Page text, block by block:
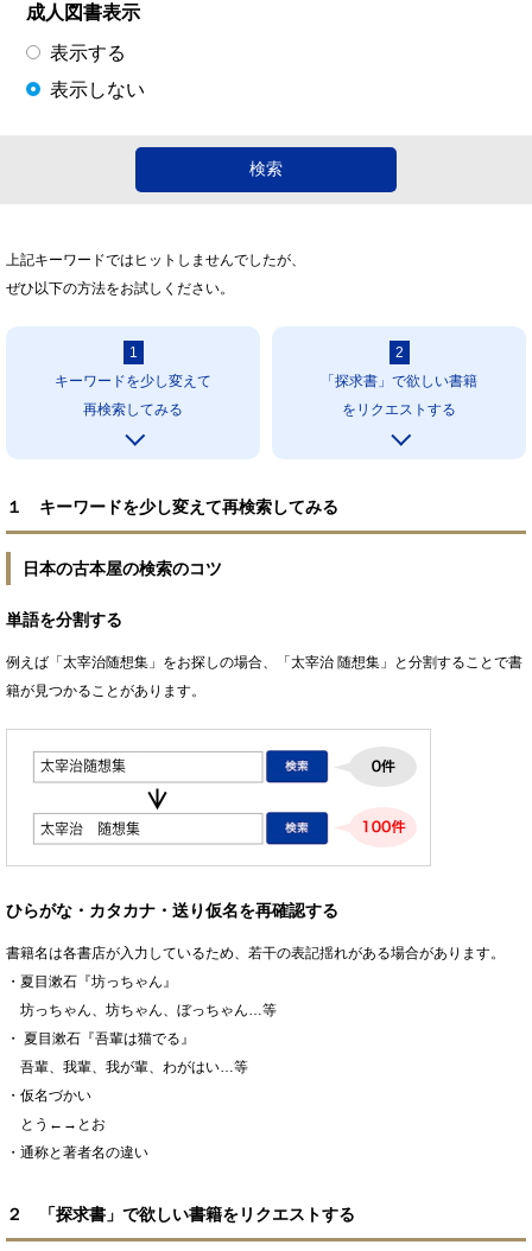
成人図書表示
表示する
表示しない
上記キーワードではヒットしませんでしたが、
ぜひ以下の方法をお試しください。
1
キーワードを少し変えて
再検索してみる
2
「探求書」で欲しい書籍
をリクエストする
１ キーワードを少し変えて再検索してみる
日本の古本屋の検索のコツ
単語を分割する
例えば「太宰治随想集」をお探しの場合、「太宰治 随想集」と分割することで書
籍が見つかることがあります。
ひらがな・カタカナ・送り仮名を再確認する
書籍名は各書店が入力しているため、若干の表記揺れがある場合があります。
・夏目漱石『坊っちゃん』
坊っちゃん、坊ちゃん、ぼっちゃん…等
・ 夏目漱石『吾輩は猫でる』
吾輩、我輩、我が輩、わがはい…等
・仮名づかい
とう←→とお
・通称と著者名の違い
２ 「探求書」で欲しい書籍をリクエストする